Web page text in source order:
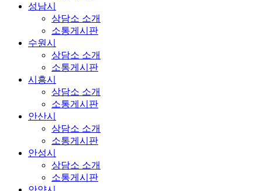
성남시
상담소 소개
소통게시판
수원시
상담소 소개
소통게시판
시흥시
상담소 소개
소통게시판
안산시
상담소 소개
소통게시판
안성시
상담소 소개
소통게시판